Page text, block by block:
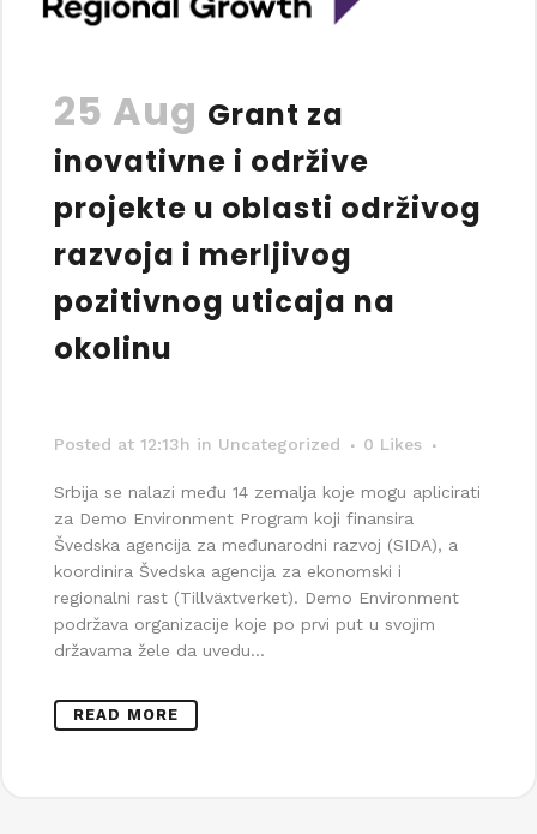
25 Aug Grant za
inovativne i održive
projekte u oblasti održivog
razvoja i merljivog
pozitivnog uticaja na
okolinu
Posted at 12:13h in Uncategorized 0 Likes
Srbija se nalazi među 14 zemalja koje mogu aplicirati
za Demo Environment Program koji finansira
Švedska agencija za međunarodni razvoj (SIDA), a
koordinira Švedska agencija za ekonomski i
regionalni rast (Tillväxtverket). Demo Environment
podržava organizacije koje po prvi put u svojim
državama žele da uvedu...
READ MORE